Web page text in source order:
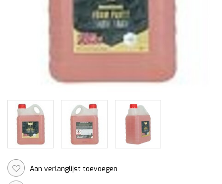
Aan verlanglijst toevoegen